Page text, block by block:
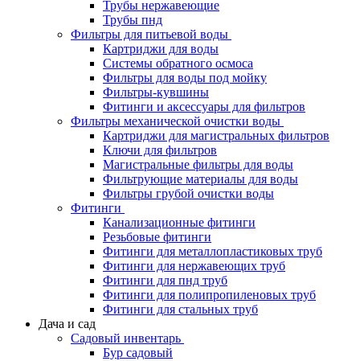
Трубы нержавеющие
Трубы пнд
Фильтры для питьевой воды
Картриджи для воды
Системы обратного осмоса
Фильтры для воды под мойку
Фильтры-кувшины
Фитинги и аксессуары для фильтров
Фильтры механической очистки воды
Картриджи для магистральных фильтров
Ключи для фильтров
Магистральные фильтры для воды
Фильтрующие материалы для воды
Фильтры грубой очистки воды
Фитинги
Канализационные фитинги
Резьбовые фитинги
Фитинги для металлопластиковых труб
Фитинги для нержавеющих труб
Фитинги для пнд труб
Фитинги для полипропиленовых труб
Фитинги для стальных труб
Дача и сад
Садовый инвентарь
Бур садовый